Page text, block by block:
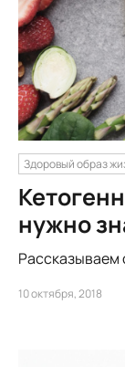
Здоровый образ
нужно
Рассказываем
10 октября, 2018